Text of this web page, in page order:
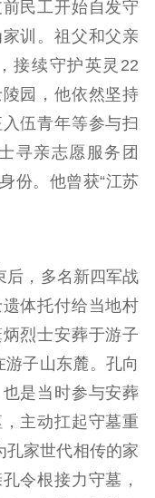
新闻发布
栏目
文化传承
文化产业
紫艺舞台
文明培育
民工开始自发守
训。祖父和父亲
接续守护英灵22
园，他依然坚持
伍青年等参与扫
寻亲志愿服务团
份。他曾获“江苏
，多名新四军战
体托付给当地村
烈士安葬于游子
子山东麓。孔向
是当时参与安葬
主动扛起守墓重
孔家世代相传的家
令根接力守墓，